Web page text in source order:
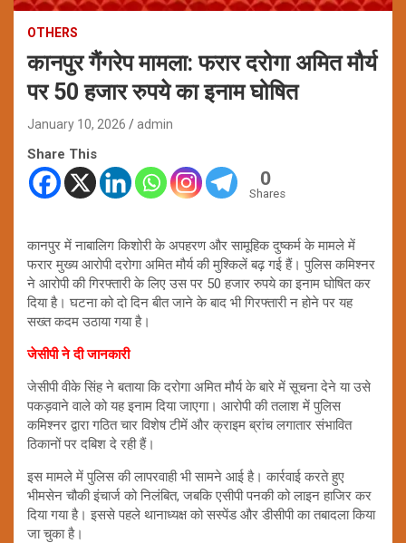
OTHERS
कानपुर गैंगरेप मामला: फरार दरोगा अमित मौर्य
पर 50 हजार रुपये का इनाम घोषित
January 10, 2026 admin
Share This
0
Shares
कानपुर में नाबालिग किशोरी के अपहरण और सामूहिक दुष्कर्म के मामले में
फरार मुख्य आरोपी दरोगा अमित मौर्य की मुश्किलें बढ़ गई हैं। पुलिस कमिश्नर
ने आरोपी की गिरफ्तारी के लिए उस पर 50 हजार रुपये का इनाम घोषित कर
दिया है। घटना को दो दिन बीत जाने के बाद भी गिरफ्तारी न होने पर यह
सख्त कदम उठाया गया है।
जेसीपी ने दी जानकारी
जेसीपी वीके सिंह ने बताया कि दरोगा अमित मौर्य के बारे में सूचना देने या उसे
पकड़वाने वाले को यह इनाम दिया जाएगा। आरोपी की तलाश में पुलिस
कमिश्नर द्वारा गठित चार विशेष टीमें और क्राइम ब्रांच लगातार संभावित
ठिकानों पर दबिश दे रही हैं।
इस मामले में पुलिस की लापरवाही भी सामने आई है। कार्रवाई करते हुए
भीमसेन चौकी इंचार्ज को निलंबित, जबकि एसीपी पनकी को लाइन हाजिर कर
दिया गया है। इससे पहले थानाध्यक्ष को सस्पेंड और डीसीपी का तबादला किया
जा चुका है।